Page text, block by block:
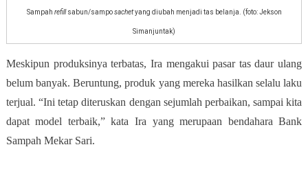
Sampah refillsabun/samposachetyang diubah menjadi tas belanja. (foto: Jekson
Simanjuntak)
Meskipun produksinya terbatas, Ira mengakui pasar tas daur ulang
belum banyak. Beruntung, produk yang mereka hasilkan selalu laku
terjual. “Ini tetap diteruskan dengan sejumlah perbaikan, sampai kita
dapat model terbaik,” kata Ira yang merupaan bendahara Bank
Sampah Mekar Sari.